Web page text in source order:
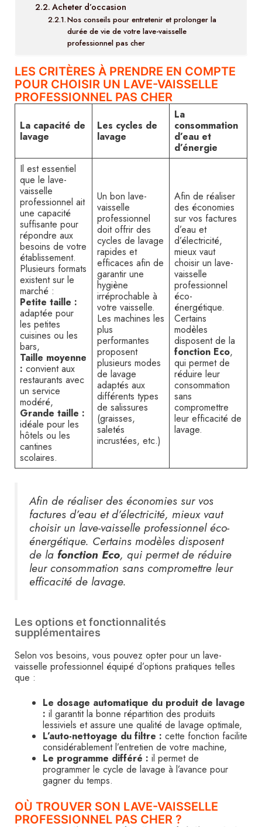
Acheter d’occasion
Nos conseils pour entretenir et prolonger la
durée de vie de votre lave-vaisselle
professionnel pas cher
LES CRITÈRES À PRENDRE EN COMPTE
POUR CHOISIR UN LAVE-VAISSELLE
PROFESSIONNEL PAS CHER
La capacité de
lavage
Les cycles de
lavage
La
consommation
d’eau et
d’énergie
Il est essentiel
que le lave-
vaisselle
professionnel ait
une capacité
suffisante pour
répondre aux
besoins de votre
établissement.
Plusieurs formats
existent sur le
marché :
Petite taille :
adaptée pour
les petites
cuisines ou les
bars,
Taille moyenne
: convient aux
restaurants avec
un service
modéré,
Grande taille :
idéale pour les
hôtels ou les
cantines
scolaires.
Un bon lave-
vaisselle
professionnel
doit offrir des
cycles de lavage
rapides et
efficaces afin de
garantir une
hygiène
irréprochable à
votre vaisselle.
Les machines les
plus
performantes
proposent
plusieurs modes
de lavage
adaptés aux
différents types
de salissures
(graisses,
saletés
incrustées, etc.)
Afin de réaliser
des économies
sur vos factures
d’eau et
d’électricité,
mieux vaut
choisir un lave-
vaisselle
professionnel
éco-
énergétique.
Certains
modèles
disposent de la
fonction Eco,
qui permet de
réduire leur
consommation
sans
compromettre
leur efficacité de
lavage.
Afin de réaliser des économies sur vos
factures d’eau et d’électricité, mieux vaut
choisir un lave-vaisselle professionnel éco-
énergétique. Certains modèles disposent
de la fonction Eco, qui permet de réduire
leur consommation sans compromettre leur
efficacité de lavage.
Les options et fonctionnalités
supplémentaires
Selon vos besoins, vous pouvez opter pour un lave-
vaisselle professionnel équipé d’options pratiques telles
que :
Le dosage automatique du produit de lavage
: il garantit la bonne répartition des produits
lessiviels et assure une qualité de lavage optimale,
L’auto-nettoyage du filtre : cette fonction facilite
considérablement l’entretien de votre machine,
Le programme différé : il permet de
programmer le cycle de lavage à l’avance pour
gagner du temps.
OÙ TROUVER SON LAVE-VAISSELLE
PROFESSIONNEL PAS CHER ?